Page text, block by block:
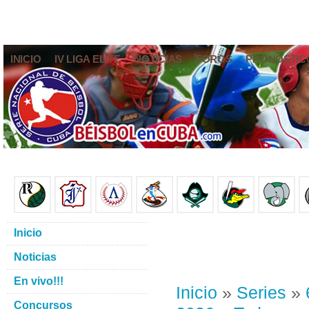
INICIO IV LIGA ELITE NOTICIAS FOROS
Inicio » Series »
Inicio
Noticias
En vivo!!!
Concursos